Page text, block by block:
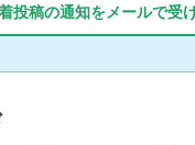
投稿の通知をメールで受